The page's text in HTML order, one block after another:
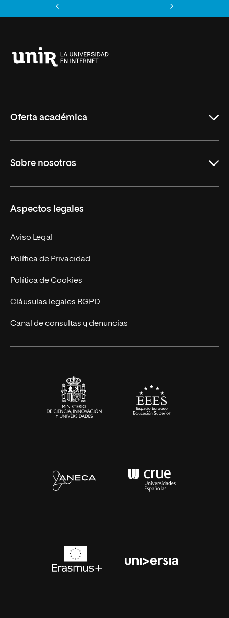
Oferta académica
Másteres Oficiales
Doctorados
Experto Universitario
Postgrados
Cursos Universitarios
Sobre nosotros
Facultades
Nuestro Equipo
Trabaja en UNIR
Actualidad
UNIR Revista
Eventos
Aspectos legales
Aviso Legal
Política de Privacidad
Política de Cookies
Cláusulas legales RGPD
Canal de consultas y denuncias